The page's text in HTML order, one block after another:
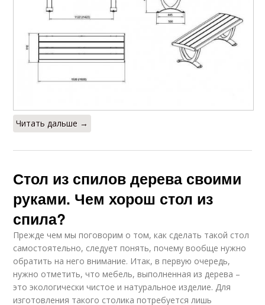
Читать дальше →
Стол из спилов дерева своими
руками. Чем хорош стол из
спила?
Прежде чем мы поговорим о том, как сделать такой стол
самостоятельно, следует понять, почему вообще нужно
обратить на него внимание. Итак, в первую очередь,
нужно отметить, что мебель, выполненная из дерева –
это экологически чистое и натуральное изделие. Для
изготовления такого столика потребуется лишь